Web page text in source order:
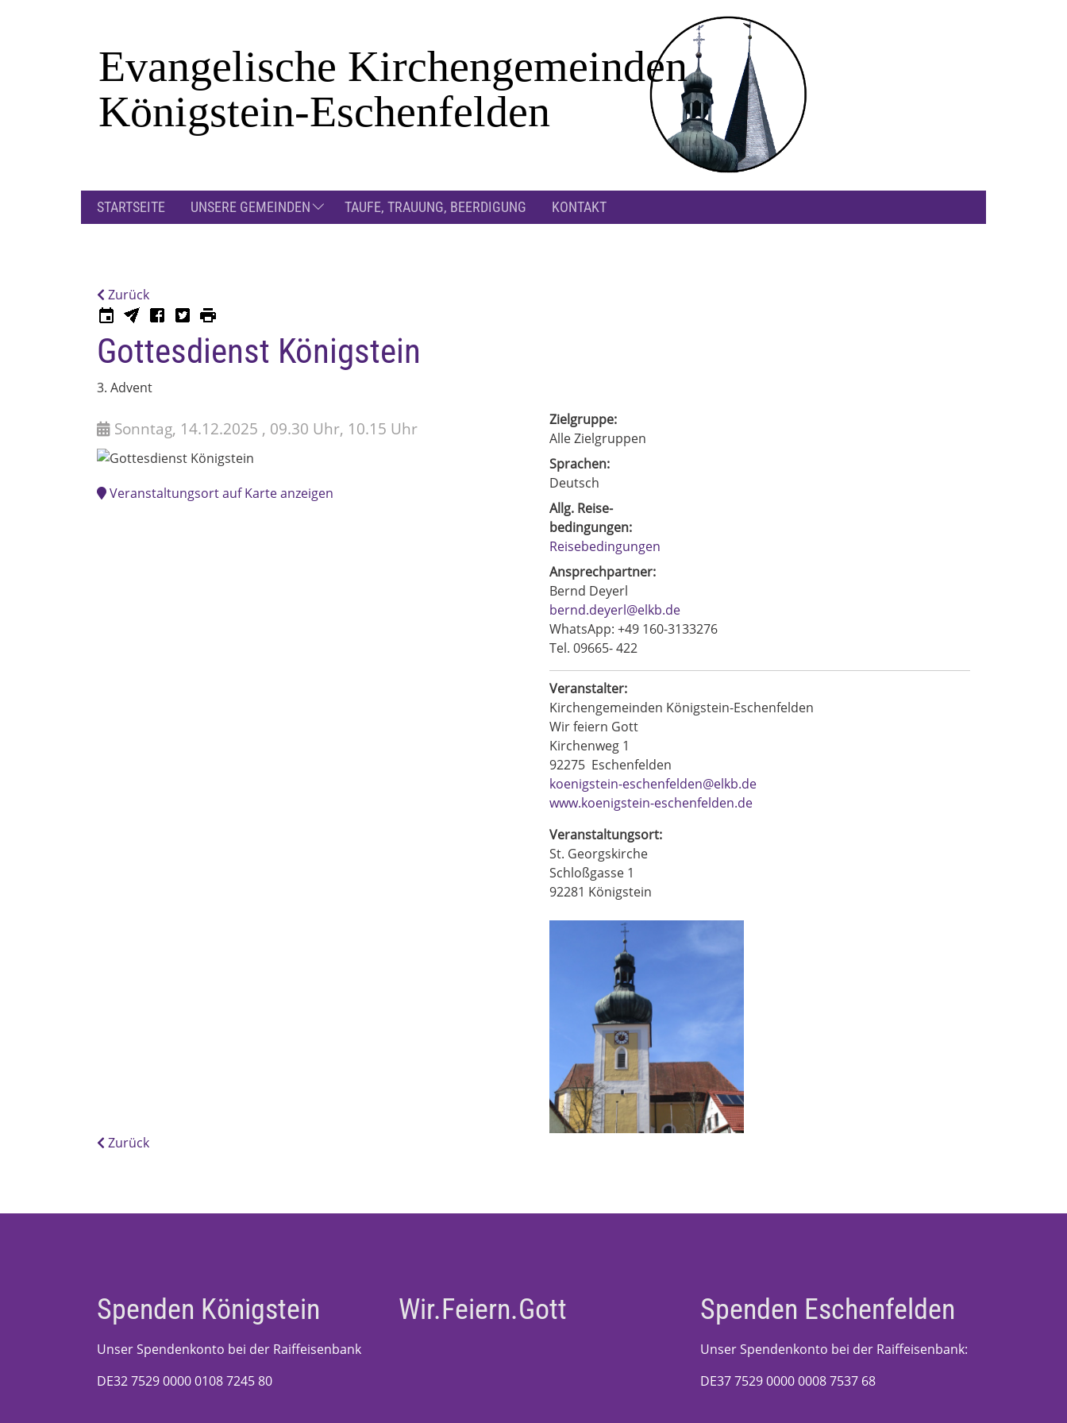
STARTSEITE UNSERE GEMEINDEN TAUFE, TRAUUNG, BEERDIGUNG KONTAKT
Zurück
Gottesdienst Königstein
3. Advent
Sonntag, 14.12.2025 , 09.30 Uhr, 10.15 Uhr
Veranstaltungsort auf Karte anzeigen
Zielgruppe:
Alle Zielgruppen
Sprachen:
Deutsch
Allg. Reise-
bedingungen:
Reisebedingungen
Ansprechpartner:
Bernd Deyerl
bernd.deyerl@elkb.de
WhatsApp: +49 160-3133276
Tel. 09665- 422
Veranstalter:
Kirchengemeinden Königstein-Eschenfelden
Wir feiern Gott
Kirchenweg 1
92275 Eschenfelden
koenigstein-eschenfelden@elkb.de
www.koenigstein-eschenfelden.de
Veranstaltungsort:
St. Georgskirche
Schloßgasse 1
92281 Königstein
Zurück
Spenden Königstein
Unser Spendenkonto bei der Raiffeisenbank
DE32 7529 0000 0108 7245 80
Wir.Feiern.Gott Spenden Eschenfelden
Unser Spendenkonto bei der Raiffeisenbank:
DE37 7529 0000 0008 7537 68